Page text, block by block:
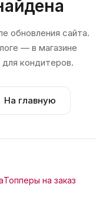
обновления сайта.
— в магазине
кондитеров.
На главную
Топперы на заказ